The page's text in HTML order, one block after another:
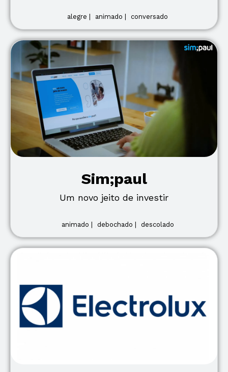
alegre | animado | conversado
Sim;paul
Um novo jeito de investir
animado | debochado | descolado